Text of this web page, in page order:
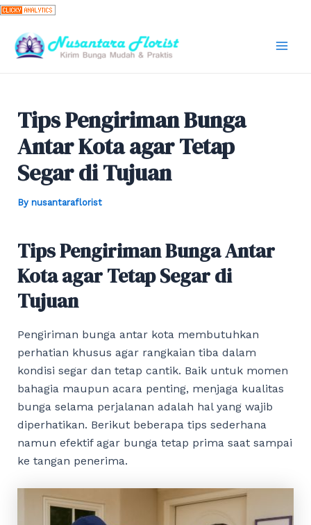
Skip
content
Tips Pengiriman Bunga
Antar Kota agar Tetap
Segar di Tujuan
By nusantaraflorist
Tips Pengiriman Bunga Antar
Kota agar Tetap Segar di
Tujuan
Pengiriman bunga antar kota membutuhkan
perhatian khusus agar rangkaian tiba dalam
kondisi segar dan tetap cantik. Baik untuk momen
bahagia maupun acara penting, menjaga kualitas
bunga selama perjalanan adalah hal yang wajib
diperhatikan. Berikut beberapa tips sederhana
namun efektif agar bunga tetap prima saat sampai
ke tangan penerima.